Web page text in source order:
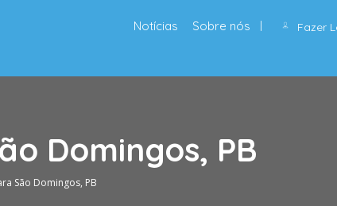
Fazer
Notícias Sobre nós
Domingos, PB
São Domingos, PB